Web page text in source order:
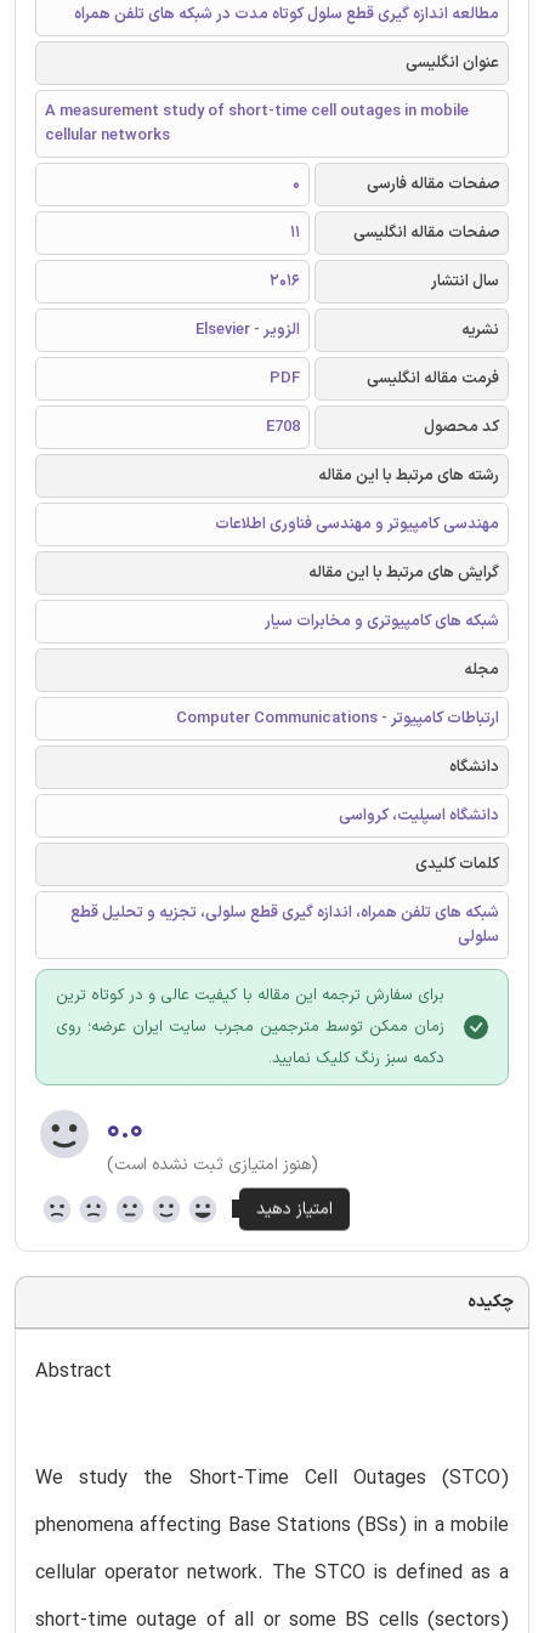
مطالعه اندازه گیری قطع سلول کوتاه مدت در شبکه های تلفن همراه
عنوان انگلیسی
A measurement study of short-time cell outages in mobile
cellular networks
صفحات مقاله فارسی
0
صفحات مقاله انگلیسی
11
سال انتشار
2016
نشریه
الزویر - Elsevier
فرمت مقاله انگلیسی
PDF
کد محصول
E708
رشته های مرتبط با این مقاله
مهندسی کامپیوتر و مهندسی فناوری اطلاعات
گرایش های مرتبط با این مقاله
شبکه های کامپیوتری و مخابرات سیار
مجله
ارتباطات کامپیوتر - Computer Communications
دانشگاه
دانشگاه اسپلیت، کرواسی
کلمات کلیدی
شبکه های تلفن همراه، اندازه گیری قطع سلولی، تجزیه و تحلیل قطع
سلولی
برای سفارش ترجمه این مقاله با کیفیت عالی و در کوتاه ترین
زمان ممکن توسط مترجمین مجرب سایت ایران عرضه؛ روی
دکمه سبز رنگ کلیک نمایید.
۰.۰
(هنوز امتیازی ثبت نشده است)
چکیده
Abstract
We study the Short-Time Cell Outages (STCO)
phenomena affecting Base Stations (BSs) in a mobile
cellular operator network. The STCO is defined as a
short-time outage of all or some BS cells (sectors)